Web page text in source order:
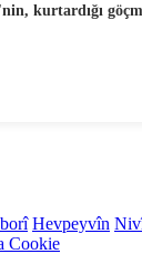
kurtardığı
Hevpeyvîn
Cookie